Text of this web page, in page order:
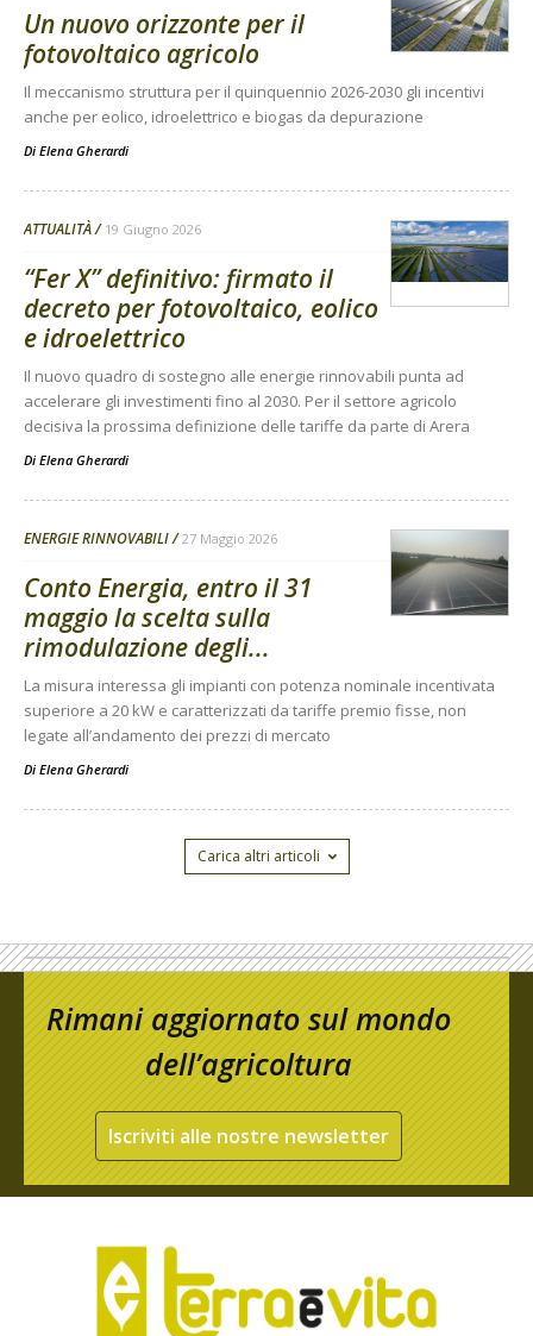
Un nuovo orizzonte per il
fotovoltaico agricolo
Il meccanismo struttura per il quinquennio 2026-2030 gli incentivi
anche per eolico, idroelettrico e biogas da depurazione
Di Elena Gherardi
ATTUALITÀ 19 Giugno 2026
“Fer X” definitivo: firmato il
decreto per fotovoltaico, eolico
e idroelettrico
Il nuovo quadro di sostegno alle energie rinnovabili punta ad
accelerare gli investimenti fino al 2030. Per il settore agricolo
decisiva la prossima definizione delle tariffe da parte di Arera
Di Elena Gherardi
ENERGIE RINNOVABILI 27 Maggio 2026
Conto Energia, entro il 31
maggio la scelta sulla
rimodulazione degli...
La misura interessa gli impianti con potenza nominale incentivata
superiore a 20 kW e caratterizzati da tariffe premio fisse, non
legate all’andamento dei prezzi di mercato
Di Elena Gherardi
Carica altri articoli
Rimani aggiornato sul mondo
dell’agricoltura
Iscriviti alle nostre newsletter